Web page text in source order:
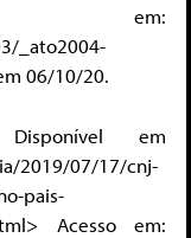
em:
_ato2004-
06/10/20.
em
2019/07/17/cnj-
pais-
Acesso em: